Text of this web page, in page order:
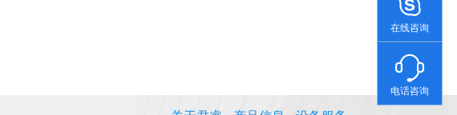
在线咨询
电话咨询